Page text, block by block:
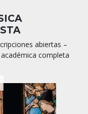
abiertas –
completa